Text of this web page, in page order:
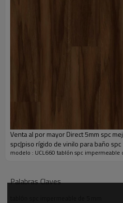
Descripción
●certificación Floorscore®: es el
Venta al por mayor Direct 5mm spc
spc|piso rígido de vinilo para baño spc
modelo : UCL660 tablón spc impermeable
Palabras Claves